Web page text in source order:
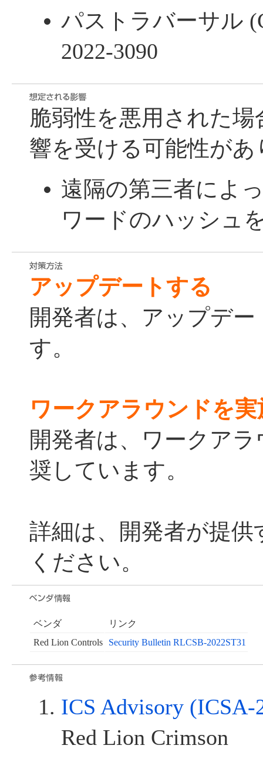
パストラバーサル
2022-3090
脆弱性を悪用された
響を受ける可能性があ
遠隔の第三者によ
ワードのハッシュ
アップデートする
開発者は、アップデ
す。
ワークアラウンドを
開発者は、ワークア
奨しています。
詳細は、開発者が提供
ください。
ベンダ
リンク
Red Lion Controls
Security Bulletin RLCSB-2022ST31
ICS Advisory (ICSA-
Red Lion Crimson